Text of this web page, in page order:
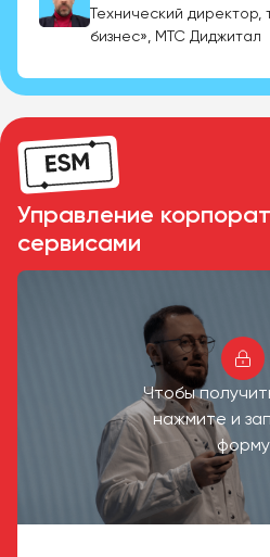
Технический
бизнес», МТС Диджитал
Управление
сервисами
Чтобы
нажмите и
форму